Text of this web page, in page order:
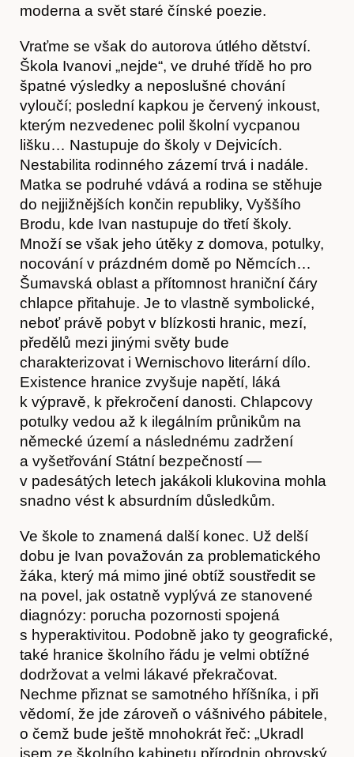
O nás
Obchod
moderna a svět staré čínské poezie.
Vraťme se však do autorova útlého dětství.
Škola Ivanovi „nejde“, ve druhé třídě ho pro
špatné výsledky a neposlušné chování
vyloučí; poslední kapkou je červený inkoust,
kterým nezvedenec polil školní vycpanou
lišku… Nastupuje do školy v Dejvicích.
Nestabilita rodinného zázemí trvá i nadále.
Matka se podruhé vdává a rodina se stěhuje
do nejjižnějších končin republiky, Vyššího
Brodu, kde Ivan nastupuje do třetí školy.
Množí se však jeho útěky z domova, potulky,
nocování v prázdném domě po Němcích…
Šumavská oblast a přítomnost hraniční čáry
chlapce přitahuje. Je to vlastně symbolické,
neboť právě pobyt v blízkosti hranic, mezí,
předělů mezi jinými světy bude
charakterizovat i Wernischovo literární dílo.
Existence hranice zvyšuje napětí, láká
k výpravě, k překročení danosti. Chlapcovy
potulky vedou až k ilegálním průnikům na
německé území a následnému zadržení
a vyšetřování Státní bezpečností —
v padesátých letech jakákoli klukovina mohla
snadno vést k absurdním důsledkům.
Ve škole to znamená další konec. Už delší
dobu je Ivan považován za problematického
žáka, který má mimo jiné obtíž soustředit se
na povel, jak ostatně vyplývá ze stanovené
diagnózy: porucha pozornosti spojená
s hyperaktivitou. Podobně jako ty geografické,
také hranice školního řádu je velmi obtížné
dodržovat a velmi lákavé překračovat.
Nechme přiznat se samotného hříšníka, i při
vědomí, že jde zároveň o vášnivého pábitele,
o čemž bude ještě mnohokrát řeč: „Ukradl
jsem ze školního kabinetu přírodnin obrovský